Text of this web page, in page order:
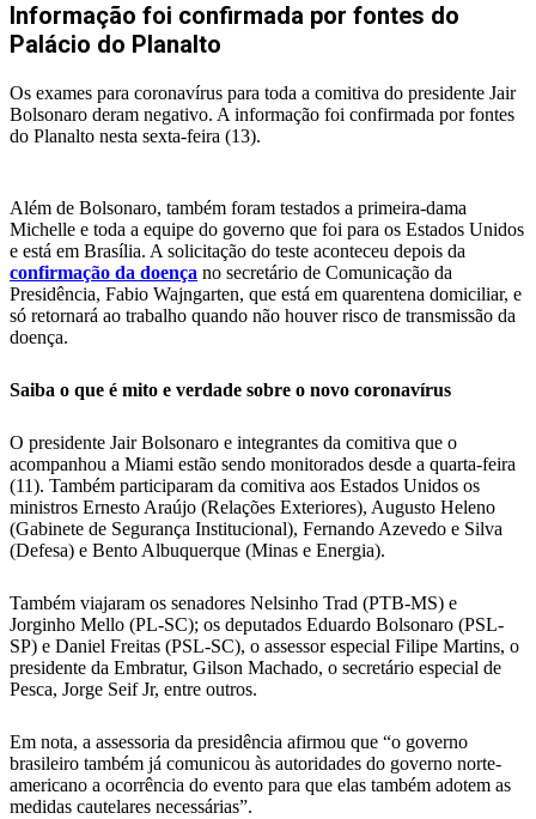
Informação foi confirmada por fontes do
Palácio do Planalto
Os exames para coronavírus para toda a comitiva do presidente Jair
Bolsonaro deram negativo. A informação foi confirmada por fontes
do Planalto nesta sexta-feira (13).
Além de Bolsonaro, também foram testados a primeira-dama
Michelle e toda a equipe do governo que foi para os Estados Unidos
e está em Brasília. A solicitação do teste aconteceu depois da
confirmação da doença no secretário de Comunicação da
Presidência, Fabio Wajngarten, que está em quarentena domiciliar, e
só retornará ao trabalho quando não houver risco de transmissão da
doença.
Saiba o que é mito e verdade sobre o novo coronavírus
O presidente Jair Bolsonaro e integrantes da comitiva que o
acompanhou a Miami estão sendo monitorados desde a quarta-feira
(11). Também participaram da comitiva aos Estados Unidos os
ministros Ernesto Araújo (Relações Exteriores), Augusto Heleno
(Gabinete de Segurança Institucional), Fernando Azevedo e Silva
(Defesa) e Bento Albuquerque (Minas e Energia).
Também viajaram os senadores Nelsinho Trad (PTB-MS) e
Jorginho Mello (PL-SC); os deputados Eduardo Bolsonaro (PSL-
SP) e Daniel Freitas (PSL-SC), o assessor especial Filipe Martins, o
presidente da Embratur, Gilson Machado, o secretário especial de
Pesca, Jorge Seif Jr, entre outros.
Em nota, a assessoria da presidência afirmou que “o governo
brasileiro também já comunicou às autoridades do governo norte-
americano a ocorrência do evento para que elas também adotem as
medidas cautelares necessárias”.